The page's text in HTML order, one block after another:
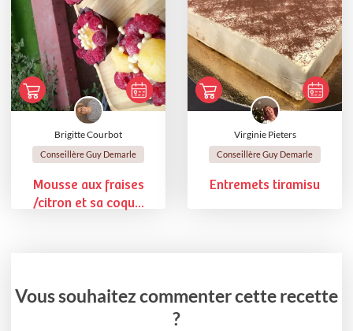
Brigitte Courbot
Conseillère Guy Demarle
Mousse aux fraises
/citron et sa coqu...
Virginie Pieters
Conseillère Guy Demarle
Entremets tiramisu
Vous souhaitez commenter cette recette
?